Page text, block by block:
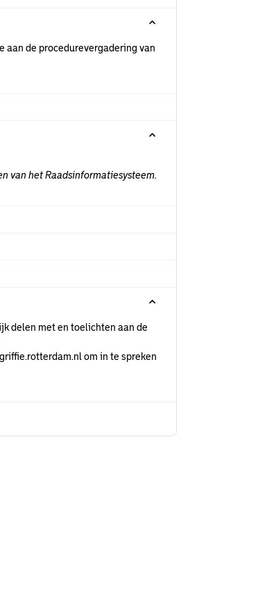
aan de procedurevergadering van
van het Raadsinformatiesysteem.
delen met en toelichten aan de
om in te spreken